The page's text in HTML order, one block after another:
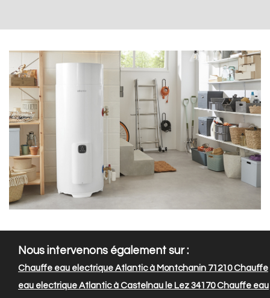
Nous intervenons également sur :
Chauffe eau electrique Atlantic à Montchanin 71210Chauffe
eau electrique Atlantic à Castelnau le Lez 34170Chauffe eau